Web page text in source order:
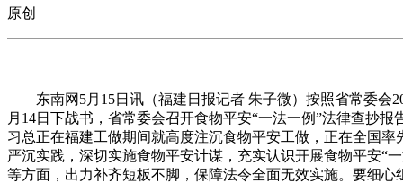
原创
东南网5月15日讯（福建日报记者 朱子微）按照省常委会
月14日下战书，省常委会召开食物平安“一法一例”法律查抄
习总正在福建工做期间就高度注沉食物平安工做，正在全国
严沉实践，深切实施食物平安计谋，充实认识开展食物平安“
等方面，出力补齐短板不脚，保障法令全面无效实施。要细